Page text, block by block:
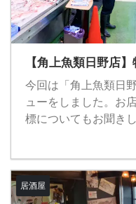
【角上魚類日野店
今回は「角上魚類日
ューをしました。お
標についてもお聞き
居酒屋